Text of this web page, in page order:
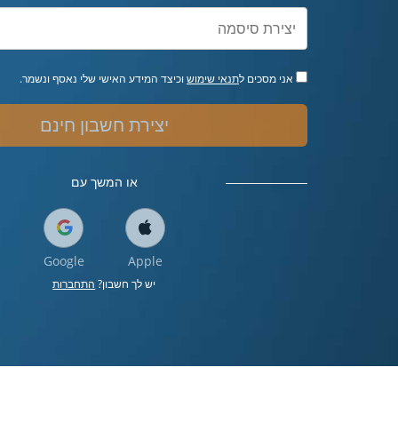
אני מסכים לתנאי שימוש וכיצד המידע האישי שלי נאסף ונשמר.
יצירת חשבון חינם
או המשך עם
Apple
Google
יש לך חשבון? התחברות